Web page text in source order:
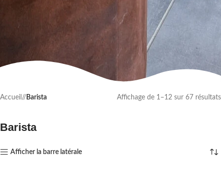
Accueil / Barista Affichage de 1–12 sur 67 résultats
Barista
Afficher la barre latérale